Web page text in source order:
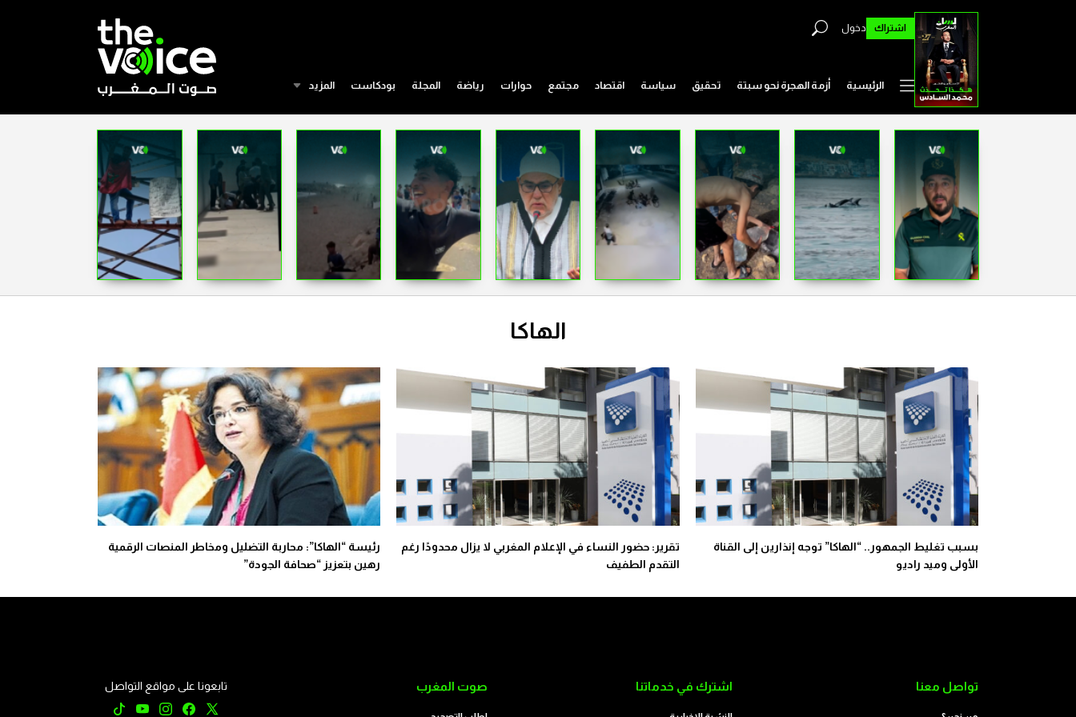
اشتراك دخول
الرئيسية أزمة الهجرة نحو سبتة تحقيق سياسة اقتصاد مجتمع حوارات رياضة المجلة بودكاست المزيد
الهاكا
بسبب تغليط الجمهور.. “الهاكا” توجه إنذارين إلى القناة
الأولى وميد راديو
تقرير: حضور النساء في الإعلام المغربي لا يزال محدودًا رغم
التقدم الطفيف
رئيسة “الهاكا”: محاربة التضليل ومخاطر المنصات الرقمية
رهين بتعزيز “صحافة الجودة”
تواصل معنا اشترك في خدماتنا صوت المغرب تابعونا على مواقع التواصل